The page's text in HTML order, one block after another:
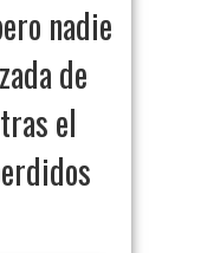
nadie
de
el